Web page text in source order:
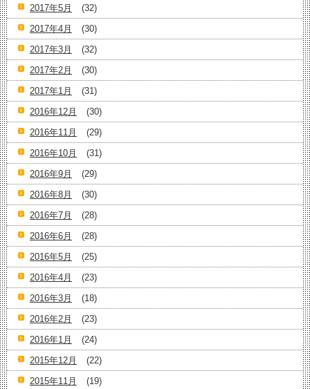
2017年5月
(32)
2017年4月
(30)
2017年3月
(32)
2017年2月
(30)
2017年1月
(31)
2016年12月
(30)
2016年11月
(29)
2016年10月
(31)
2016年9月
(29)
2016年8月
(30)
2016年7月
(28)
2016年6月
(28)
2016年5月
(25)
2016年4月
(23)
2016年3月
(18)
2016年2月
(23)
2016年1月
(24)
2015年12月
(22)
2015年11月
(19)